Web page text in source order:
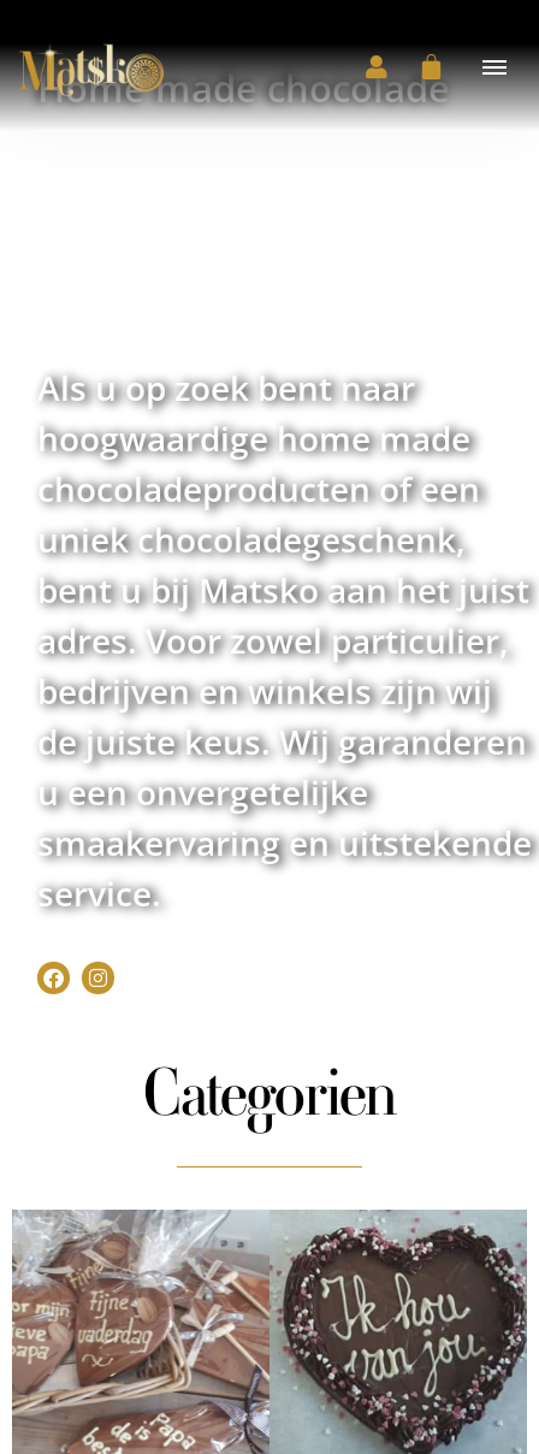
Home made chocolade
Als u op zoek bent naar
hoogwaardige home made
chocoladeproducten of een
uniek chocoladegeschenk,
bent u bij Matsko aan het juist
adres. Voor zowel particulier,
bedrijven en winkels zijn wij
de juiste keus. Wij garanderen
u een onvergetelijke
smaakervaring en uitstekende
service.
Categorien